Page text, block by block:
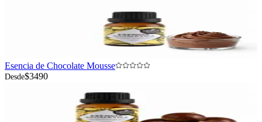
Esencia de Chocolate Mousse
Desde$3490